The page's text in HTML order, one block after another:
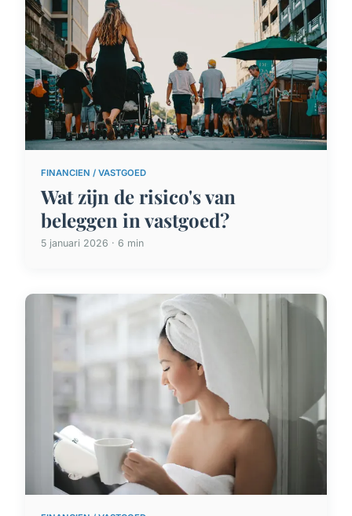
FINANCIEN / VASTGOED
Wat zijn de risico's van
beleggen in vastgoed?
5 januari 2026 · 6 min